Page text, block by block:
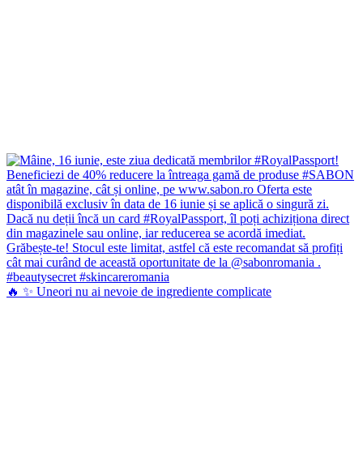
🔥 ✨ Uneori nu ai nevoie de ingrediente complicate